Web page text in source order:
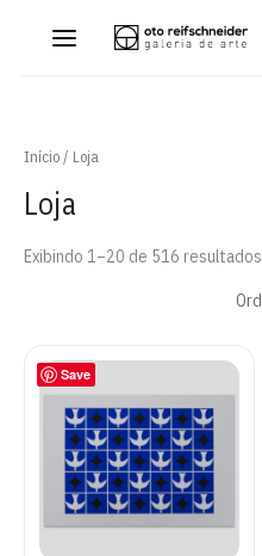
Início/ Loja
Loja
Exibindo 1–20 de 516 resultados
Save